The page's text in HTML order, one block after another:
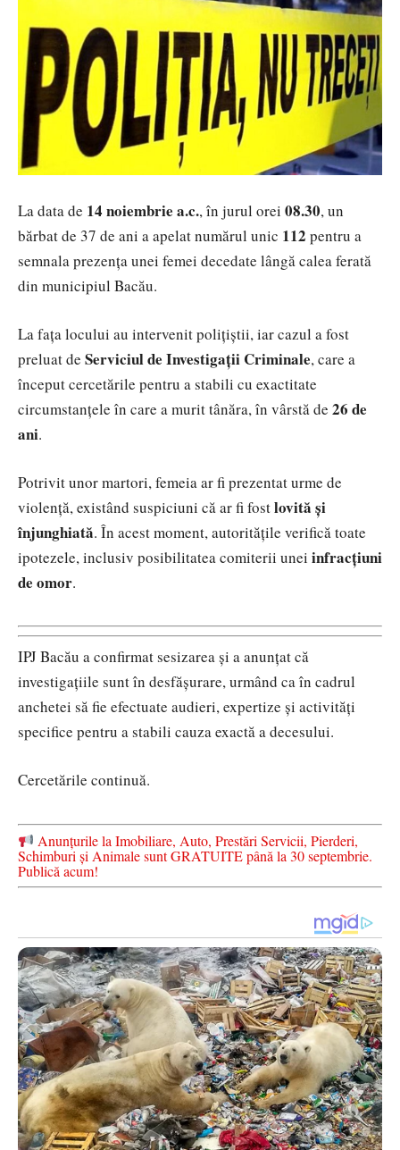
La data de 14 noiembrie a.c., în jurul orei 08.30, un
bărbat de 37 de ani a apelat numărul unic 112 pentru a
semnala prezența unei femei decedate lângă calea ferată
din municipiul Bacău.
La fața locului au intervenit polițiștii, iar cazul a fost
preluat de Serviciul de Investigații Criminale, care a
început cercetările pentru a stabili cu exactitate
circumstanțele în care a murit tânăra, în vârstă de 26 de
ani.
Potrivit unor martori, femeia ar fi prezentat urme de
violență, existând suspiciuni că ar fi fostlovită și
înjunghiată. În acest moment, autoritățile verifică toate
ipotezele, inclusiv posibilitatea comiterii unei infracțiuni
de omor.
IPJ Bacău a confirmat sesizarea și a anunțat că
investigațiile sunt în desfășurare, urmând ca în cadrul
anchetei să fie efectuate audieri, expertize și activități
specifice pentru a stabili cauza exactă a decesului.
Cercetările continuă.
Anunțurile la Imobiliare, Auto, Prestări Servicii, Pierderi,
Schimburi și Animale sunt GRATUITE până la 30 septembrie.
Publică acum!